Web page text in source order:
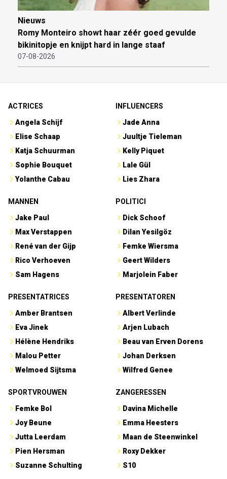
Nieuws
Romy Monteiro showt haar zéér goed gevulde
bikinitopje en knijpt hard in lange staaf
07-08-2026
ACTRICES
Angela Schijf
Elise Schaap
Katja Schuurman
Sophie Bouquet
Yolanthe Cabau
INFLUENCERS
Jade Anna
Juultje Tieleman
Kelly Piquet
Lale Gül
Lies Zhara
MANNEN
Jake Paul
Max Verstappen
René van der Gijp
Rico Verhoeven
Sam Hagens
POLITICI
Dick Schoof
Dilan Yesilgöz
Femke Wiersma
Geert Wilders
Marjolein Faber
PRESENTATRICES
Amber Brantsen
Eva Jinek
Hélène Hendriks
Malou Petter
Welmoed Sijtsma
PRESENTATOREN
Albert Verlinde
Arjen Lubach
Beau van Erven Dorens
Johan Derksen
Wilfred Genee
SPORTVROUWEN
Femke Bol
Joy Beune
Jutta Leerdam
Pien Hersman
Suzanne Schulting
ZANGERESSEN
Davina Michelle
Emma Heesters
Maan de Steenwinkel
Roxy Dekker
S10